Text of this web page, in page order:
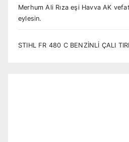
Merhum Ali Rıza eşi Havva AK
eylesin.
STIHL FR 480 C BENZİNLİ ÇALI